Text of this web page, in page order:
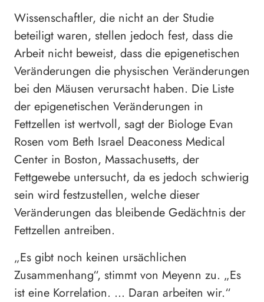
Wissenschaftler, die nicht an der Studie
beteiligt waren, stellen jedoch fest, dass die
Arbeit nicht beweist, dass die epigenetischen
Veränderungen die physischen Veränderungen
bei den Mäusen verursacht haben. Die Liste
der epigenetischen Veränderungen in
Fettzellen ist wertvoll, sagt der Biologe Evan
Rosen vom Beth Israel Deaconess Medical
Center in Boston, Massachusetts, der
Fettgewebe untersucht, da es jedoch schwierig
sein wird festzustellen, welche dieser
Veränderungen das bleibende Gedächtnis der
Fettzellen antreiben.
„Es gibt noch keinen ursächlichen
Zusammenhang“, stimmt von Meyenn zu. „Es
ist eine Korrelation. … Daran arbeiten wir.“